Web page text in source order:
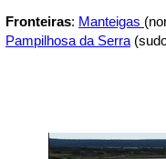
Fronteiras: Manteigas
Pampilhosa da Serra